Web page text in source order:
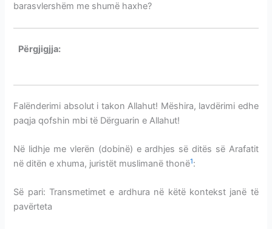
barasvlershëm me shumë haxhe?
Përgjigjja:
Falënderimi absolut i takon Allahut! Mëshira, lavdërimi edhe
paqja qofshin mbi të Dërguarin e Allahut!
Në lidhje me vlerën (dobinë) e ardhjes së ditës së Arafatit
në ditën e xhuma, juristët muslimanë thonë1:
Së pari: Transmetimet e ardhura në këtë kontekst janë të
pavërteta